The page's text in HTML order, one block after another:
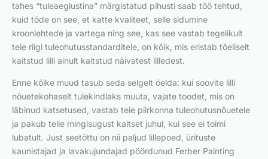
tahes “tuleaeglustina” märgistatud pihusti saab töö tehtud,
kuid tõde on see, et katte kvaliteet, selle sidumine
kroonlehtede ja vartega ning see, kas see vastab tegelikult
teie riigi tuleohutusstandarditele, on kõik, mis eristab tõeliselt
kaitstud lilli ainult kaitstud näivatest lilledest.
Enne kõike muud tasub seda selgelt öelda: kui soovite lilli
nõuetekohaselt tulekindlaks muuta, vajate toodet, mis on
läbinud katsetused, vastab teie piirkonna tuleohutusnõuetele
ja pakub teile mingisugust kaitset juhul, kui see ei toimi
lubatult. Just seetõttu on nii paljud lillepoed, ürituste
kaunistajad ja lavakujundajad pöördunud Ferber Painting